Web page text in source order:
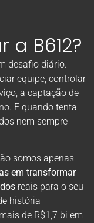
B612?
desafio diário.
equipe, controlar
a captação de
E quando tenta
nem sempre
somos apenas
em transformar
reais para o seu
história
de R$1,7 bi em